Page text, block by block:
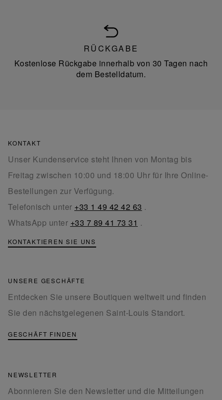
RÜCKGABE
Kostenlose Rückgabe innerhalb von 30 Tagen nach
dem Bestelldatum.
KONTAKT
Unser Kundenservice steht Ihnen von Montag bis
Freitag zwischen 10:00 und 18:00 Uhr für Ihre Online-
Bestellungen zur Verfügung.
Telefonisch unter +33 1 49 42 42 63 .
WhatsApp unter +33 7 89 41 73 31 .
KONTAKTIEREN SIE UNS
UNSERE GESCHÄFTE
Entdecken Sie unsere Boutiquen weltweit und finden
Sie den nächstgelegenen Saint-Louis Standort.
GESCHÄFT FINDEN
NEWSLETTER
Abonnieren Sie den Newsletter und die Mitteilungen